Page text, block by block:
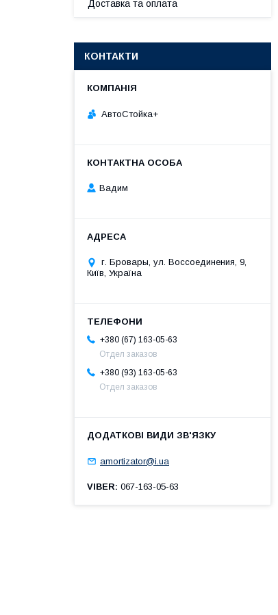
Доставка та оплата
КОНТАКТИ
АвтоСтойка+
Вадим
г. Бровары, ул. Воссоединения, 9,
Київ, Україна
+380 (67) 163-05-63
Отдел заказов
+380 (93) 163-05-63
Отдел заказов
amortizator@i.ua
VIBER 067-163-05-63